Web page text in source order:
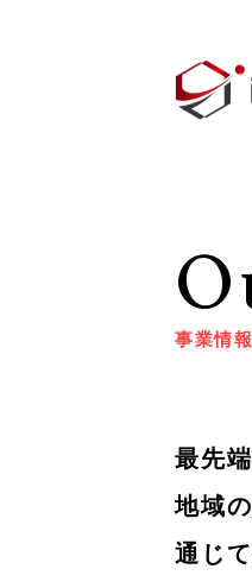
事業情報
最先
地域
通じ